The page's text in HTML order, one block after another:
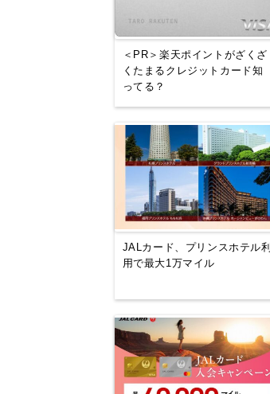
＜PR＞楽天ポイントがざくざ
くたまるクレジットカード知
ってる？
JALカード、プリンスホテル利
用で最大1万マイル